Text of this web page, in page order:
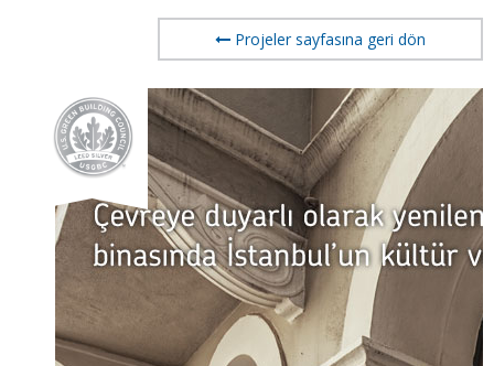
Projeler sayfasına geri dön